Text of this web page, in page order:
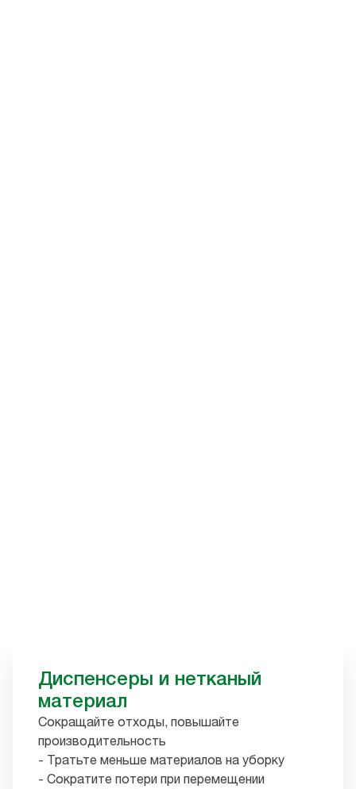
Диспенсеры и нетканый
материал
Сокращайте отходы, повышайте
производительность
- Тратьте меньше материалов на уборку
- Сократите потери при перемещении